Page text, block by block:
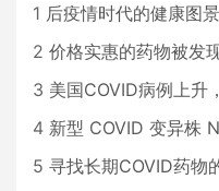
1 后疫情时代的健康图景
2 价格实惠的药物被发
3 美国COVID病例上升
4 新型 COVID 变异株
5 寻找长期COVID药物